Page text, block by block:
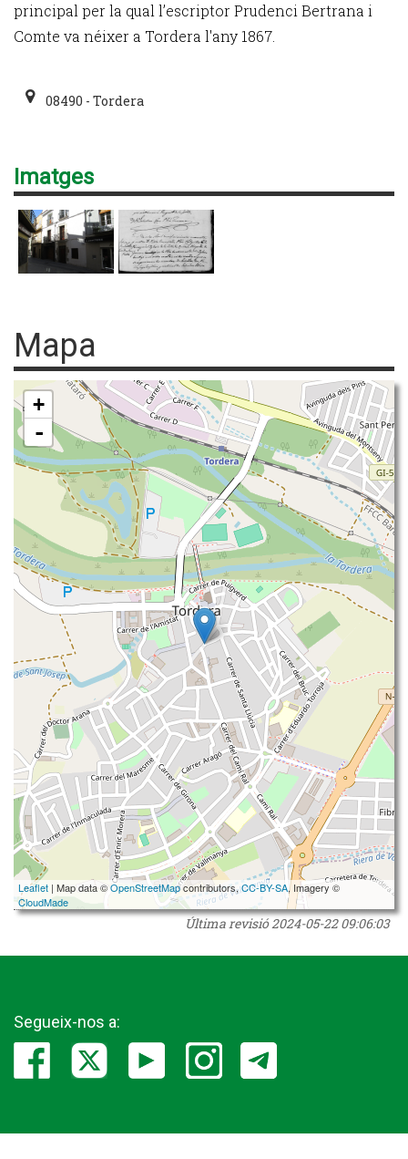
principal per la qual l’escriptor Prudenci Bertrana i
Comte va néixer a Tordera l'any 1867.
08490 - Tordera
Imatges
Mapa
+
-
Leaflet | Map data ©OpenStreetMapcontributors,CC-BY-SA, Imagery ©
CloudMade
Última revisió2024-05-22 09:06:03
Segueix-nos a: